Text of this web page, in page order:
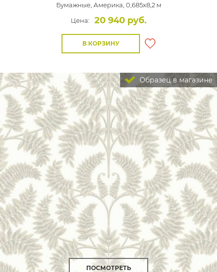
Бумажные, Америка, 0,685x8,2 м
Цена:
20 940 руб.
В КОРЗИНУ
Образец в магазине
ПОСМОТРЕТЬ